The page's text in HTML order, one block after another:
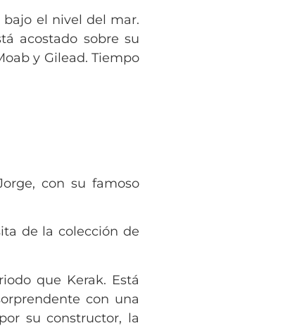
bajo el nivel del mar.
acostado sobre su
y Gilead. Tiempo
con su famoso
de la colección de
que Kerak. Está
con una
su constructor, la